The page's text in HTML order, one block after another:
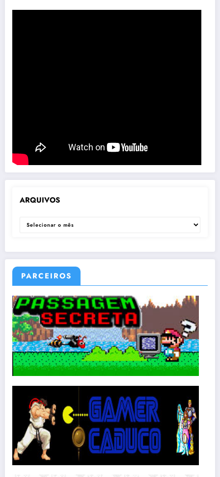
ARQUIVOS
ARQUIVOS
PARCEIROS